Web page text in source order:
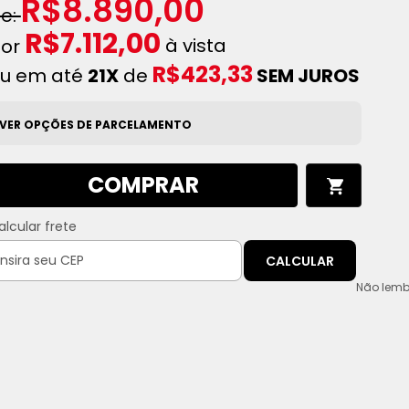
R$8.890,00
R$7.112,00 à vista
em até 21Xde R$423,33SEM JUROS
OPÇÕES DE PARCELAMENTO
COMPRAR
frete
CALCULAR
Não